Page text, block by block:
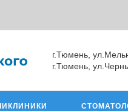
г.Тюмень,
г.Тюмень,